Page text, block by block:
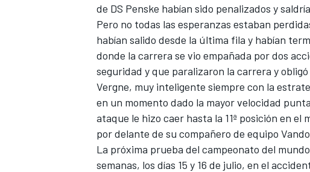
de DS Penske habían sido penalizados y
Pero no todas las esperanzas estaban
habían salido desde la última fila y habían
donde la carrera se vio empañada por dos
seguridad y que paralizaron la carrera y
Vergne, muy inteligente siempre con la
en un momento dado la mayor velocidad
ataque le hizo caer hasta la 11ª posición en
por delante de su compañero de equipo
La próxima prueba del campeonato del
semanas, los días 15 y 16 de julio, en el